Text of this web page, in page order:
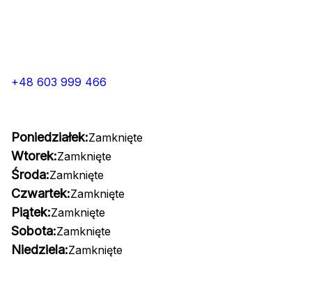
+48 603 999 466
Poniedziałek:Zamknięte
Wtorek:Zamknięte
Środa:Zamknięte
Czwartek:Zamknięte
Piątek:Zamknięte
Sobota:Zamknięte
Niedziela:Zamknięte